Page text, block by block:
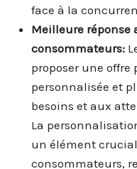
face à la
Meilleure réponse
consommateurs:
proposer une
personnalisée et
besoins et aux
La
un élément
consommateurs,